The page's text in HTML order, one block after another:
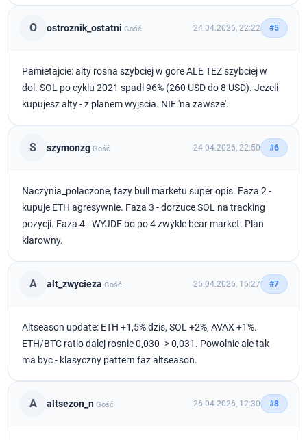
O ostroznik_ostatni Gość 24.04.2026, 22:22 #5
Pamietajcie: alty rosna szybciej w gore ALE TEZ szybciej w
dol. SOL po cyklu 2021 spadl 96% (260 USD do 8 USD). Jezeli
kupujesz alty - z planem wyjscia. NIE 'na zawsze'.
S szymonzg Gość 24.04.2026, 22:50 #6
Naczynia_polaczone, fazy bull marketu super opis. Faza 2 -
kupuje ETH agresywnie. Faza 3 - dorzuce SOL na tracking
pozycji. Faza 4 - WYJDE bo po 4 zwykle bear market. Plan
klarowny.
A alt_zwycieza Gość 25.04.2026, 16:27 #7
Altseason update: ETH +1,5% dzis, SOL +2%, AVAX +1%.
ETH/BTC ratio dalej rosnie 0,030 -> 0,031. Powolnie ale tak
ma byc - klasyczny pattern faz altseason.
A altsezon_n Gość 26.04.2026, 12:30 #8